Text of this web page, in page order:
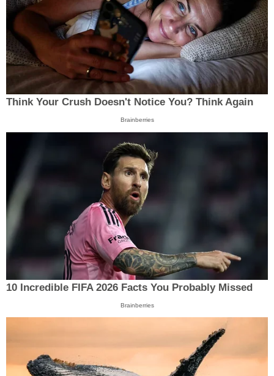
Think Your Crush Doesn't Notice You? Think Again
Brainberries
10 Incredible FIFA 2026 Facts You Probably Missed
Brainberries